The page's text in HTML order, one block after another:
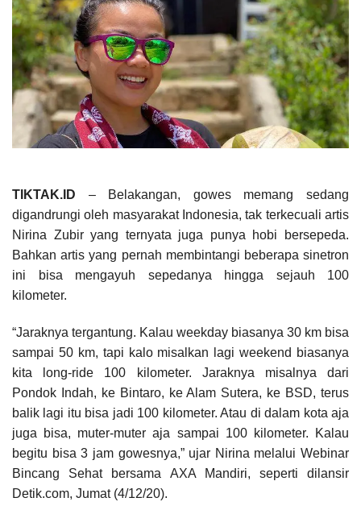
TIKTAK.ID – Belakangan, gowes memang sedang
digandrungi oleh masyarakat Indonesia, tak terkecuali artis
Nirina Zubir yang ternyata juga punya hobi bersepeda.
Bahkan artis yang pernah membintangi beberapa sinetron
ini bisa mengayuh sepedanya hingga sejauh 100
kilometer.
“Jaraknya tergantung. Kalau weekday biasanya 30 km bisa
sampai 50 km, tapi kalo misalkan lagi weekend biasanya
kita long-ride 100 kilometer. Jaraknya misalnya dari
Pondok Indah, ke Bintaro, ke Alam Sutera, ke BSD, terus
balik lagi itu bisa jadi 100 kilometer. Atau di dalam kota aja
juga bisa, muter-muter aja sampai 100 kilometer. Kalau
begitu bisa 3 jam gowesnya,” ujar Nirina melalui Webinar
Bincang Sehat bersama AXA Mandiri, seperti dilansir
Detik.com, Jumat (4/12/20).